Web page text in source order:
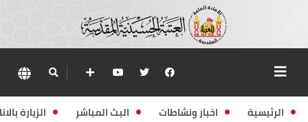
الرئيسية اخبار ونشاطات البث المباشر الزيارة